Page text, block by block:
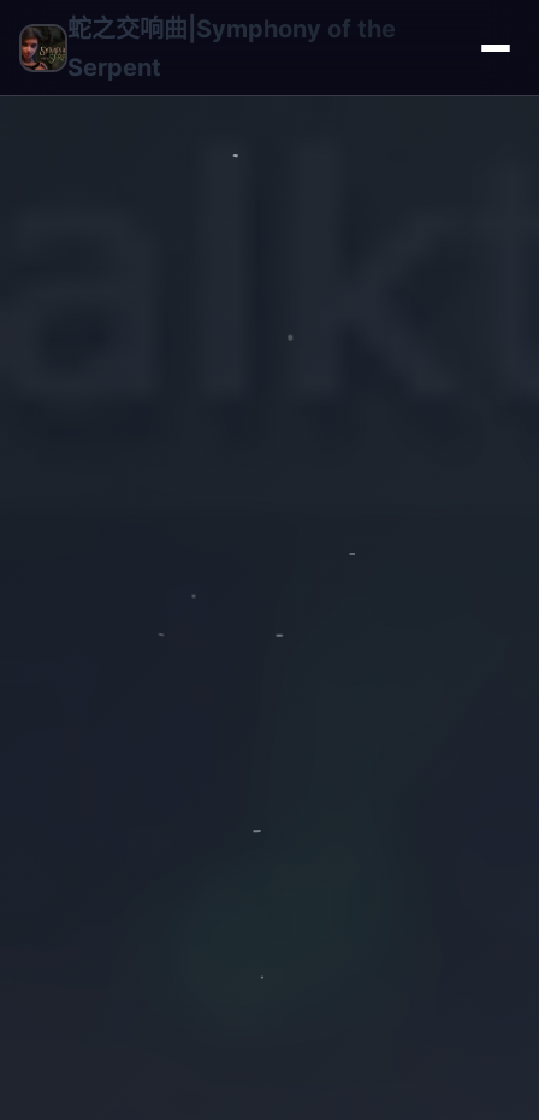
蛇之交响曲|Symphony of the
Serpent